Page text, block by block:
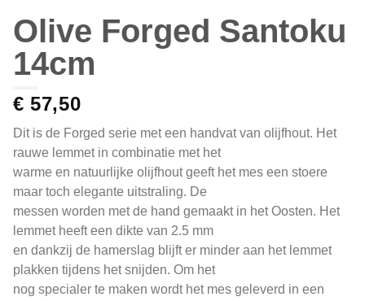
Olive Forged Santoku
14cm
€ 57,50
Dit is de Forged serie met een handvat van olijfhout. Het
rauwe lemmet in combinatie met het
warme en natuurlijke olijfhout geeft het mes een stoere
maar toch elegante uitstraling. De
messen worden met de hand gemaakt in het Oosten. Het
lemmet heeft een dikte van 2.5 mm
en dankzij de hamerslag blijft er minder aan het lemmet
plakken tijdens het snijden. Om het
nog specialer te maken wordt het mes geleverd in een